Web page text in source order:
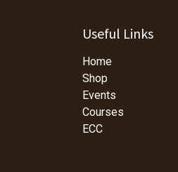
Useful Links
Home
Shop
Events
Courses
ECC